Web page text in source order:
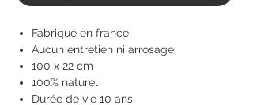
Fabriqué en france
Aucun entretien ni arrosage
100 x 22 cm
100% naturel
Durée de vie 10 ans